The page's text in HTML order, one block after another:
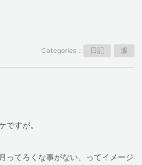
Categories： 日記 服
ですが。
ってろくな事がない、ってイメージ